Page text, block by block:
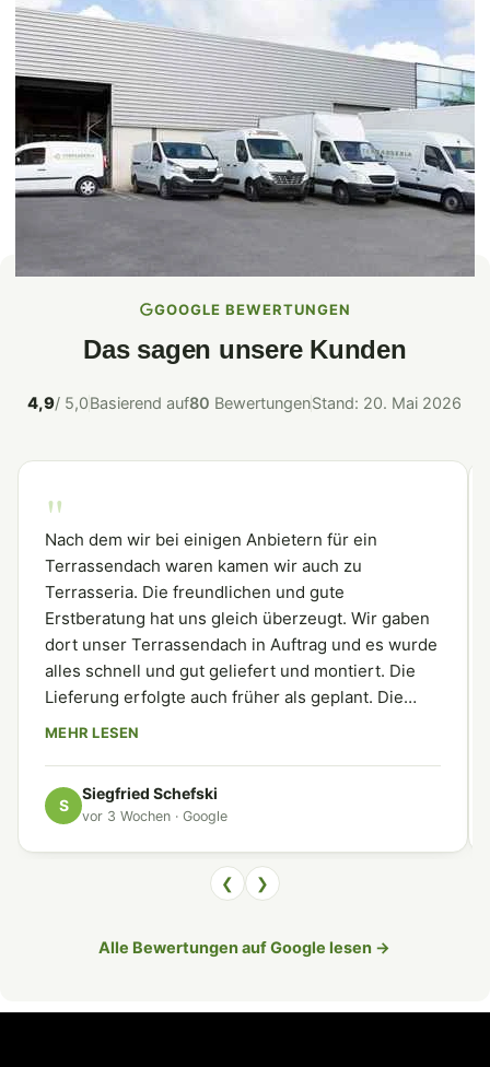
GOOGLE BEWERTUNGEN
Das sagen unsere Kunden
4,9/ 5,0Basierend auf80 BewertungenStand: 20. Mai 2026
"
Nach dem wir bei einigen Anbietern für ein
Terrassendach waren kamen wir auch zu
Terrasseria. Die freundlichen und gute
Erstberatung hat uns gleich überzeugt. Wir gaben
dort unser Terrassendach in Auftrag und es wurde
alles schnell und gut geliefert und montiert. Die
Lieferung erfolgte auch früher als geplant. Die
Firma kann man weiterempfehlen.
MEHR LESEN
S
Siegfried Schefski
vor 3 Wochen · Google
❮ ❯
Alle Bewertungen auf Google lesen →